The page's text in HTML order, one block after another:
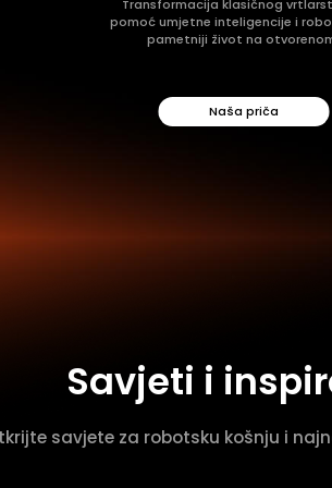
Transformacija klasičnog
pomoć umjetne inteligencije i
pametniji život na
Naša priča
Savjeti i
savjete za robotsku košnju i